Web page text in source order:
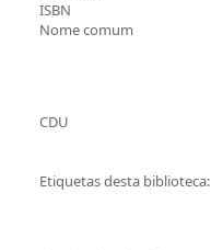
ISBN
Nome comum
CDU
Etiquetas desta biblioteca: